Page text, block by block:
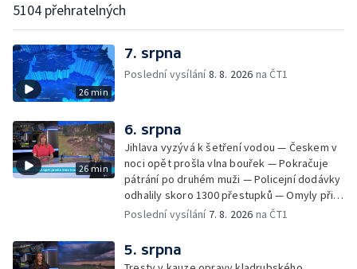
5104 přehratelných
26 min
7. srpna
Poslední vysílání8. 8. 2026 na ČT1
26 min
6. srpna
Jihlava vyzývá k šetření vodou — Českem v
noci opět prošla vlna bouřek — Pokračuje
pátrání po druhém muži — Policejní dodávky
odhalily skoro 1300 přestupků — Omyly při
nouzovém volání o pomoc — Hradec Králové
rekord v hromadném seskoku parašutistů —
Chovné rybníky na Českolipsku pustoší
Poslední vysílání 7. 8. 2026 na ČT1
5. srpna